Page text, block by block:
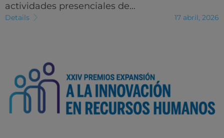
actividades presenciales de…
Details 17 abril, 2026